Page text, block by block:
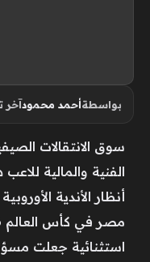
بواسطةأحمد محمودآخر
سوق الانتقالات
الفنية والمالية
أنظار الأندية
استثنائية جعلت